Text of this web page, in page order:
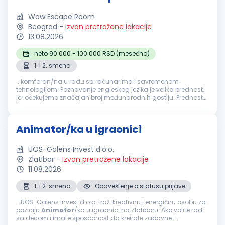
Wow Escape Room
Beograd - Izvan pretražene lokacije
13.08.2026
neto 90.000 - 100.000 RSD (mesečno)
1. i 2. smena
...komforan/na u radu sa računarima i savremenom
tehnologijom. Poznavanje engleskog jezika je velika prednost,
jer očekujemo značajan broj međunarodnih gostiju. Prednost
Animator/ka u igraonici
UOS-Galens Invest d.o.o.
Zlatibor - Izvan pretražene lokacije
11.08.2026
1. i 2. smena
Obaveštenje o statusu prijave
...UOS-Galens Invest d.o.o. traži kreativnu i energičnu osobu za
poziciju Animator/ka u igraonici na Zlatiboru. Ako volite rad
sa decom i imate sposobnost da kreirate zabavne i